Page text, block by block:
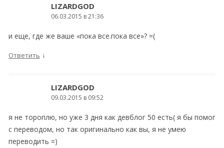
LIZARDGOD
06.03.2015 в 21:36
и еще, где же ваше «пока все.пока все»? =(
Ответить ↓
LIZARDGOD
09.03.2015 в 09:52
я не тороплю, но уже 3 дня как девблог 50 есть( я бы помог
с переводом, но так оригинально как вы, я не умею
переводить =)